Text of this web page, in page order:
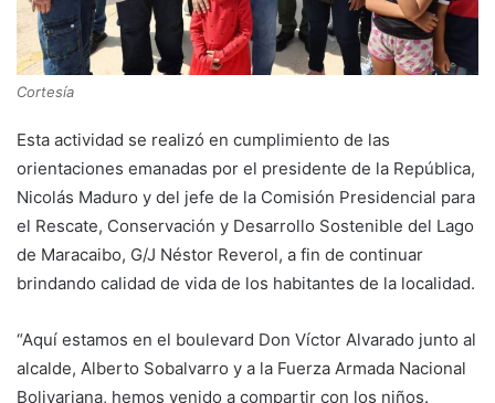
Cortesía
Esta actividad se realizó en cumplimiento de las
orientaciones emanadas por el presidente de la República,
Nicolás Maduro y del jefe de la Comisión Presidencial para
el Rescate, Conservación y Desarrollo Sostenible del Lago
de Maracaibo, G/J Néstor Reverol, a fin de continuar
brindando calidad de vida de los habitantes de la localidad.
“Aquí estamos en el boulevard Don Víctor Alvarado junto al
alcalde, Alberto Sobalvarro y a la Fuerza Armada Nacional
Bolivariana, hemos venido a compartir con los niños.